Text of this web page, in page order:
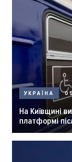
УКРАЇНА
На Київщині
платформі